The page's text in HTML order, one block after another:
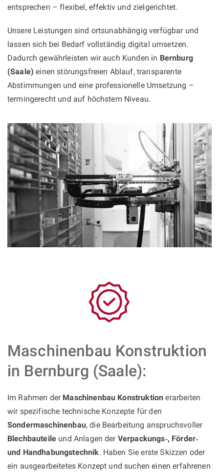
entsprechen – flexibel, effektiv und zielgerichtet.
Unsere Leistungen sind ortsunabhängig verfügbar und
lassen sich bei Bedarf vollständig digital umsetzen.
Dadurch gewährleisten wir auch Kunden in Bernburg
(Saale) einen störungsfreien Ablauf, transparente
Abstimmungen und eine professionelle Umsetzung –
termingerecht und auf höchstem Niveau.
Maschinenbau Konstruktion
in Bernburg (Saale):
Im Rahmen der Maschinenbau Konstruktion erarbeiten
wir spezifische technische Konzepte für den
Sondermaschinenbau, die Bearbeitung anspruchsvoller
Blechbauteile und Anlagen der Verpackungs‑, Förder‑
und Handhabungstechnik. Haben Sie erste Skizzen oder
ein ausgearbeitetes Konzept und suchen einen erfahrenen